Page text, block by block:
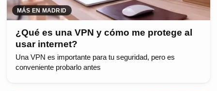
MÁS EN MADRID
¿Qué es una VPN y cómo me protege al
usar internet?
Una VPN es importante para tu seguridad, pero es
conveniente probarlo antes